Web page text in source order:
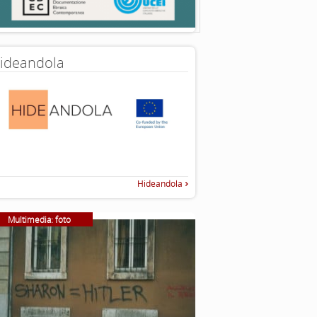
Hideandola
Multimedia: foto